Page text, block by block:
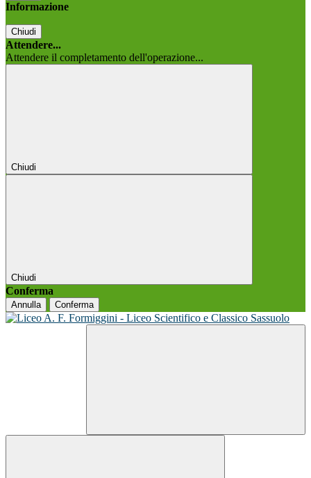
Informazione
Chiudi
Attendere...
Attendere il completamento dell'operazione...
Chiudi
Chiudi
Conferma
Annulla Conferma